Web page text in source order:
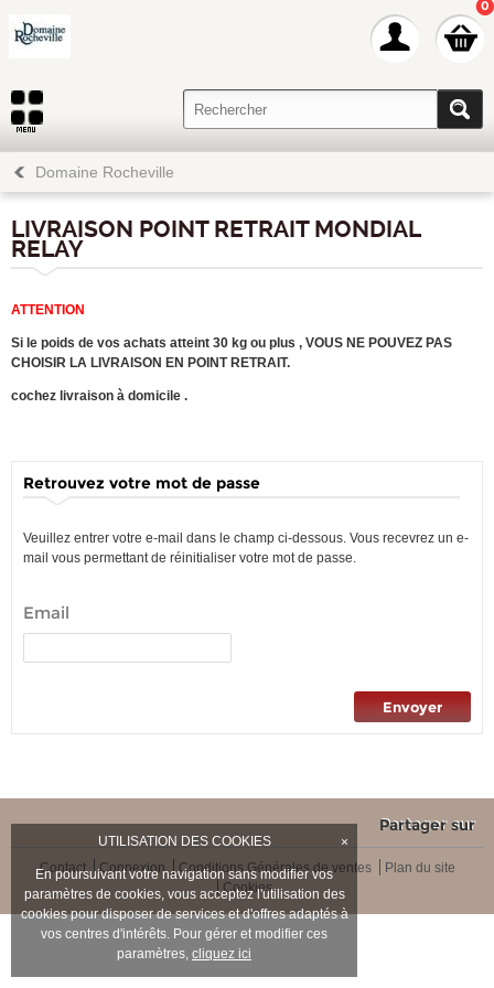
0
UTILISATION DES COOKIES ×
En poursuivant votre navigation sans modifier vos
paramètres de cookies, vous acceptez l'utilisation des
cookies pour disposer de services et d'offres adaptés à
vos centres d'intérêts. Pour gérer et modifier ces
paramètres, cliquez ici
Domaine Rocheville
LIVRAISON POINT RETRAIT MONDIAL
RELAY
ATTENTION
Si le poids de vos achats atteint 30 kg ou plus , VOUS NE POUVEZ PAS
CHOISIR LA LIVRAISON EN POINT RETRAIT.
cochez livraison à domicile .
Retrouvez votre mot de passe
Veuillez entrer votre e-mail dans le champ ci-dessous. Vous recevrez un e-
mail vous permettant de réinitialiser votre mot de passe.
Email
Envoyer
Partager sur
Contact Connexion Conditions Générales de ventes
Plan du site
Cookies